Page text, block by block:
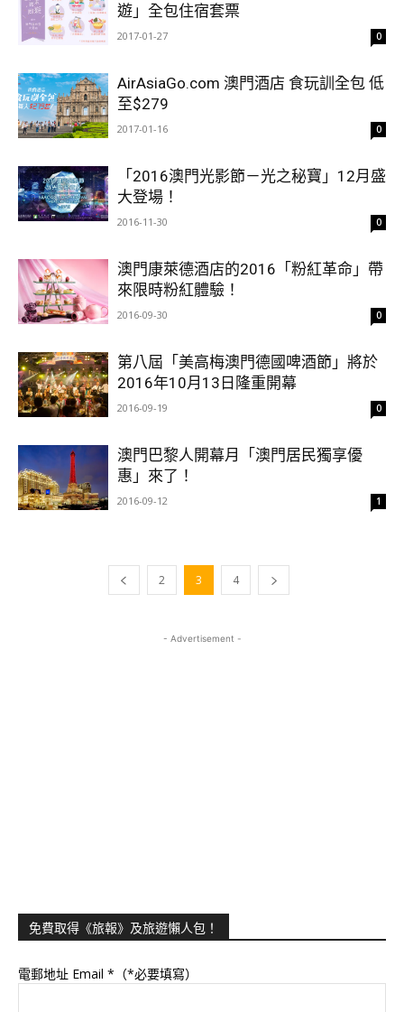
遊」全包住宿套票
2017-01-27 0
AirAsiaGo.com 澳門酒店 食玩訓全包 低
至$279
2017-01-16 0
「2016澳門光影節－光之秘寶」12月盛
大登場！
2016-11-30 0
澳門康萊德酒店的2016「粉紅革命」帶
來限時粉紅體驗！
2016-09-30 0
第八屆「美高梅澳門德國啤酒節」將於
2016年10月13日隆重開幕
2016-09-19 0
澳門巴黎人開幕月「澳門居民獨享優
惠」來了！
2016-09-12 1
2 3 4
- Advertisement -
免費取得《旅報》及旅遊懶人包！
電郵地址 Email *（*必要填寫）